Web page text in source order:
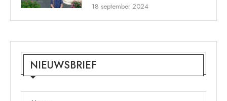
18 september 2024
NIEUWSBRIEF